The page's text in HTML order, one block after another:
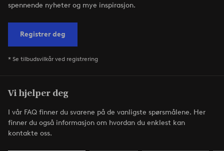
spennende nyheter og mye inspirasjon.
Registrer deg
* Se tilbudsvilkår ved registrering
Vi hjelper deg
I vår FAQ finner du svarene på de vanligste spørsmålene. Her
finner du også informasjon om hvordan du enklest kan
kontakte oss.